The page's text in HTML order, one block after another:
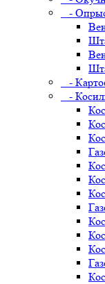
-
-
-